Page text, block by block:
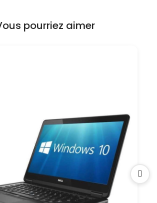
pourriez aimer